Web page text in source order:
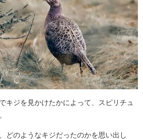
キジを見かけたかによって、スピリチュ
どのようなキジだったのかを思い出し